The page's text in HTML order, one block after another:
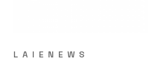
LAIENEWS